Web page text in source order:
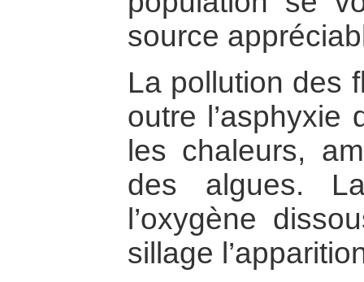
source
La pollution des
outre l’asphyxie
les chaleurs,
des algues.
l’oxygène
sillage